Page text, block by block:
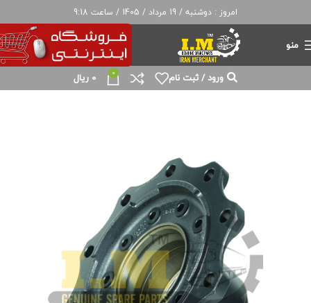
امروز : دوشنبه / 19 مرداد / 1405 / ساعت 9:18
منو
ورود / ثبت نام 0
0 ریال